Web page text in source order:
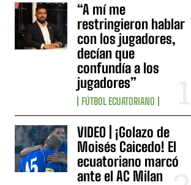
“A mí me
restringieron hablar
con los jugadores,
decían que
confundía a los
jugadores”
FÚTBOL ECUATORIANO
VIDEO | ¡Golazo de
Moisés Caicedo! El
ecuatoriano marcó
ante el AC Milan